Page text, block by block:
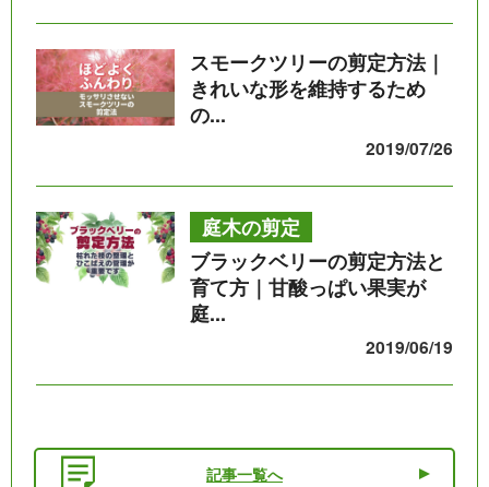
スモークツリーの剪定方法｜
きれいな形を維持するため
の...
2019/07/26
庭木の剪定
ブラックベリーの剪定方法と
育て方｜甘酸っぱい果実が
庭...
2019/06/19
記事一覧へ